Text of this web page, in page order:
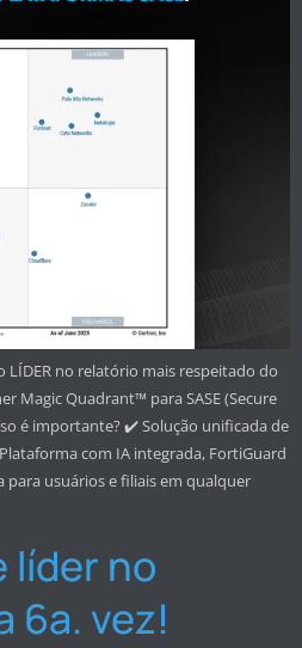
no relatório mais respeitado do
Magic Quadrant™ para SASE (Secure
é importante? ✔️ Solução unificada de
com IA integrada, FortiGuard
usuários e filiais em qualquer
líder no
6a. vez!